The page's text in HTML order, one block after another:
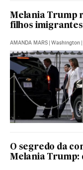
Melania Trump
filhos
AMANDA MARS | Washington |
O segredo da
Melania Trump: